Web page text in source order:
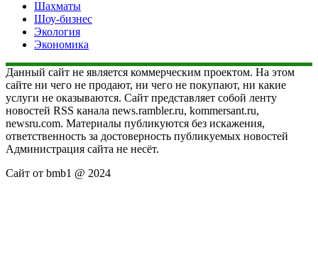
Шахматы
Шоу-бизнес
Экология
Экономика
Данный сайт не является коммерческим проектом. На этом
сайте ни чего не продают, ни чего не покупают, ни какие
услуги не оказываются. Сайт представляет собой ленту
новостей RSS канала news.rambler.ru, kommersant.ru,
newsru.com. Материалы публикуются без искажения,
ответственность за достоверность публикуемых новостей
Администрация сайта не несёт.
Сайт от bmb1 @ 2024